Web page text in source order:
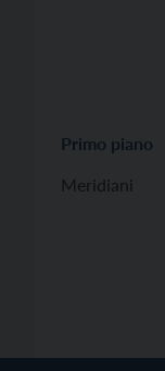
Primo piano
Meridiani